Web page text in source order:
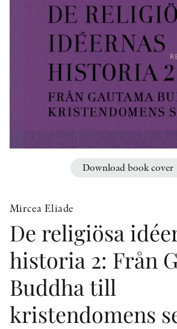
Download book cover
Mircea Eliade
De religiösa
historia 2: Från
Buddha till
kristendomens